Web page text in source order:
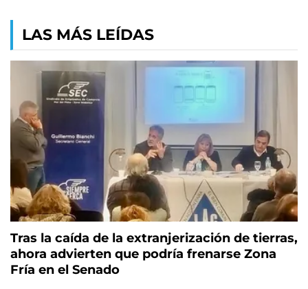
LAS MÁS LEÍDAS
Tras la caída de la extranjerización de tierras,
ahora advierten que podría frenarse Zona
Fría en el Senado